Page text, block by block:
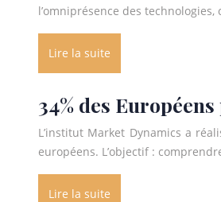
l’omniprésence des technologies,
Lire la suite
34% des
L’institut Market Dynamics a
européens. L’objectif :
Lire la suite